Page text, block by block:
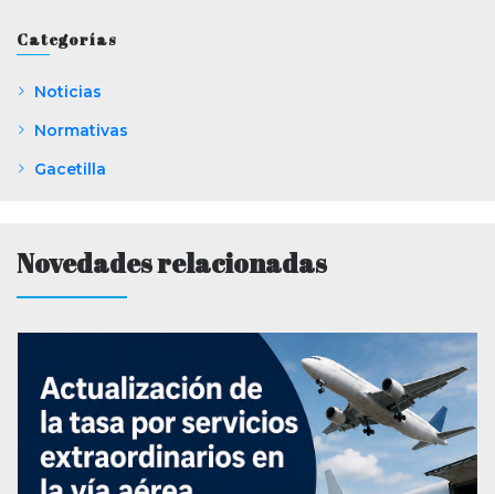
Categorías
Noticias
Normativas
Gacetilla
Novedades relacionadas